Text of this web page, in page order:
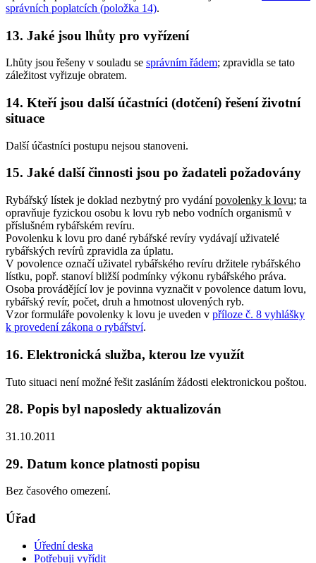
správních poplatcích (položka 14).
13. Jaké jsou lhůty pro vyřízení
Lhůty jsou řešeny v souladu se správním řádem; zpravidla se tato
záležitost vyřizuje obratem.
14. Kteří jsou další účastníci (dotčení) řešení životní
situace
Další účastníci postupu nejsou stanoveni.
15. Jaké další činnosti jsou po žadateli požadovány
Rybářský lístek je doklad nezbytný pro vydánípovolenky k lovu; ta
opravňuje fyzickou osobu k lovu ryb nebo vodních organismů v
příslušném rybářském revíru.
Povolenku k lovu pro dané rybářské revíry vydávají uživatelé
rybářských revírů zpravidla za úplatu.
V povolence označí uživatel rybářského revíru držitele rybářského
lístku, popř. stanoví bližší podmínky výkonu rybářského práva.
Osoba provádějící lov je povinna vyznačit v povolence datum lovu,
rybářský revír, počet, druh a hmotnost ulovených ryb.
Vzor formuláře povolenky k lovu je uveden v příloze č. 8 vyhlášky
k provedení zákona o rybářství.
16. Elektronická služba, kterou lze využít
Tuto situaci není možné řešit zasláním žádosti elektronickou poštou.
28. Popis byl naposledy aktualizován
31.10.2011
29. Datum konce platnosti popisu
Bez časového omezení.
Úřad
Úřední deska
Potřebuji vyřídit